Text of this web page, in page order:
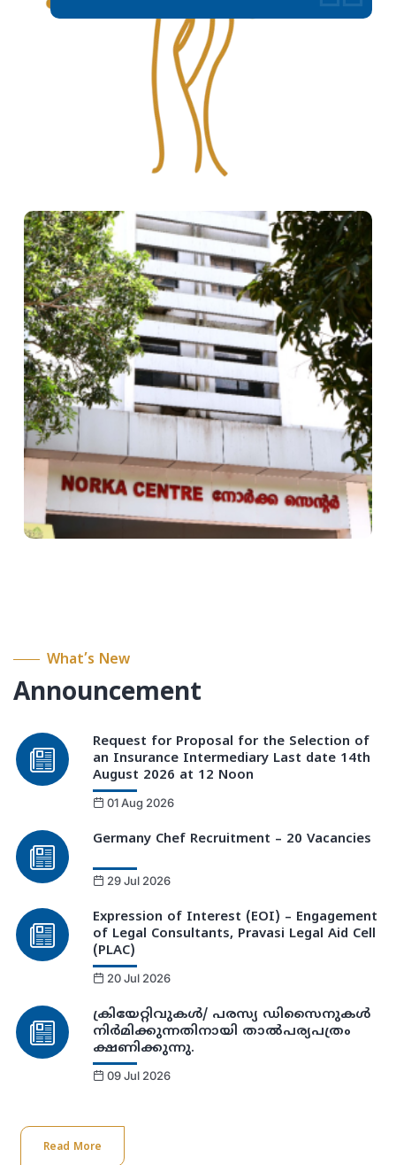
What’s New
Announcement
Request for Proposal for the Selection of
an Insurance Intermediary Last date 14th
August 2026 at 12 Noon
01 Aug 2026
Germany Chef Recruitment – 20 Vacancies
29 Jul 2026
Expression of Interest (EOI) – Engagement
of Legal Consultants, Pravasi Legal Aid Cell
(PLAC)
20 Jul 2026
ക്രിയേറ്റിവുകള്‍/ പരസ്യ ഡിസൈനുകള്‍
നിര്‍മിക്കുന്നതിനായി താല്‍പര്യപത്രം
ക്ഷണിക്കുന്നു.
09 Jul 2026
Read More